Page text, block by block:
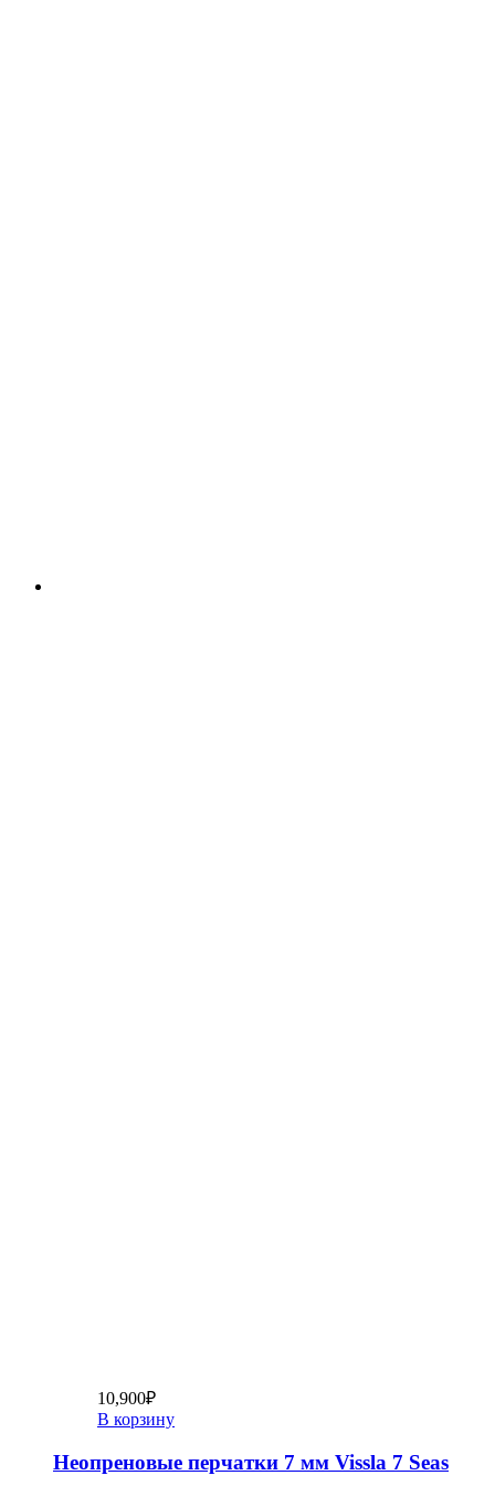
10,900₽
В корзину
Неопреновые перчатки 7 мм Vissla 7 Seas